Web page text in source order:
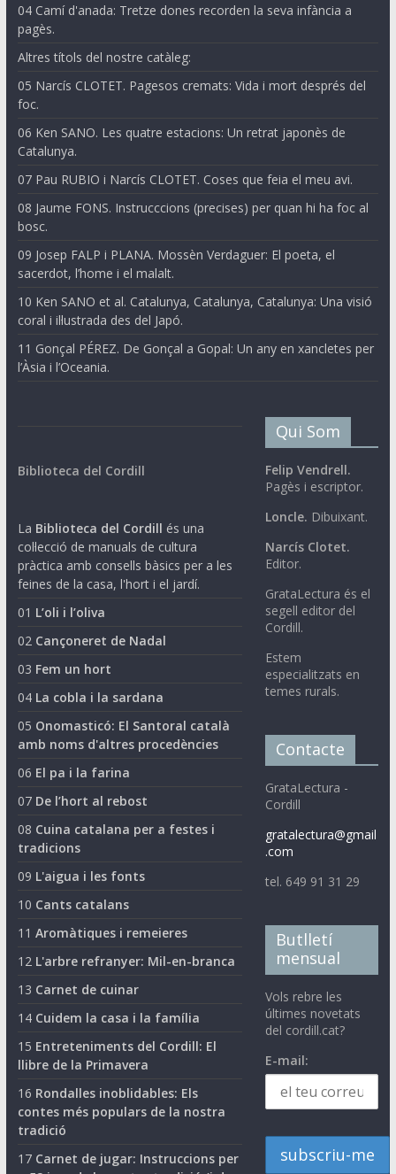
04 Camí d'anada: Tretze dones recorden la seva infància a
pagès.
Altres títols del nostre catàleg:
05 Narcís CLOTET. Pagesos cremats: Vida i mort després del
foc.
06 Ken SANO. Les quatre estacions: Un retrat japonès de
Catalunya.
07 Pau RUBIO i Narcís CLOTET. Coses que feia el meu avi.
08 Jaume FONS. Instrucccions (precises) per quan hi ha foc al
bosc.
09 Josep FALP i PLANA. Mossèn Verdaguer: El poeta, el
sacerdot, l’home i el malalt.
10 Ken SANO et al. Catalunya, Catalunya, Catalunya: Una visió
coral i il·lustrada des del Japó.
11 Gonçal PÉREZ. De Gonçal a Gopal: Un any en xancletes per
l’Àsia i l’Oceania.
Biblioteca del Cordill
La Biblioteca del Cordill és una
col·lecció de manuals de cultura
pràctica amb consells bàsics per a les
feines de la casa, l'hort i el jardí.
01 L’oli i l’oliva
02 Cançoneret de Nadal
03 Fem un hort
04 La cobla i la sardana
05 Onomasticó: El Santoral català
amb noms d'altres procedències
06 El pa i la farina
07 De l’hort al rebost
08 Cuina catalana per a festes i
tradicions
09 L'aigua i les fonts
10 Cants catalans
11 Aromàtiques i remeieres
12 L'arbre refranyer: Mil-en-branca
13 Carnet de cuinar
14 Cuidem la casa i la família
15 Entreteniments del Cordill: El
llibre de la Primavera
16 Rondalles inoblidables: Els
contes més populars de la nostra
tradició
17 Carnet de jugar: Instruccions per
Qui Som
Felip Vendrell.
Pagès i escriptor.
Loncle. Dibuixant.
Narcís Clotet.
Editor.
GrataLectura és el
segell editor del
Cordill.
Estem
especialitzats en
temes rurals.
Contacte
GrataLectura -
Cordill
gratalectura@gmail
.com
tel. 649 91 31 29
Butlletí
mensual
Vols rebre les
últimes novetats
del cordill.cat?
E-mail: